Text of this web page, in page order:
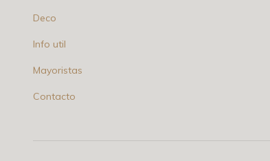
Deco
Info util
Mayoristas
Contacto